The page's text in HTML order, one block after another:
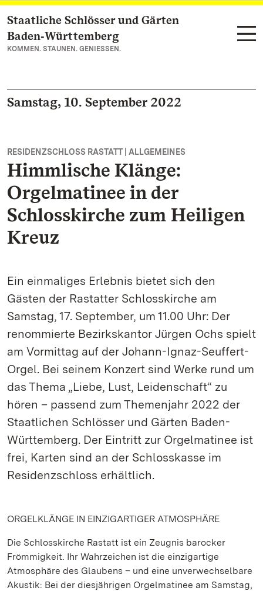
Zum Hauptinhalt springen
Staatliche Schlösser und Gärten
Baden‑Württemberg
KOMMEN. STAUNEN. GENIESSEN.
Samstag, 10. September 2022
RESIDENZSCHLOSS RASTATT | ALLGEMEINES
Himmlische Klänge:
Orgelmatinee in der
Schlosskirche zum Heiligen
Kreuz
Ein einmaliges Erlebnis bietet sich den
Gästen der Rastatter Schlosskirche am
Samstag, 17. September, um 11.00 Uhr: Der
renommierte Bezirkskantor Jürgen Ochs spielt
am Vormittag auf der Johann-Ignaz-Seuffert-
Orgel. Bei seinem Konzert sind Werke rund um
das Thema „Liebe, Lust, Leidenschaft“ zu
hören – passend zum Themenjahr 2022 der
Staatlichen Schlösser und Gärten Baden-
Württemberg. Der Eintritt zur Orgelmatinee ist
frei, Karten sind an der Schlosskasse im
Residenzschloss erhältlich.
ORGELKLÄNGE IN EINZIGARTIGER ATMOSPHÄRE
Die Schlosskirche Rastatt ist ein Zeugnis barocker
Frömmigkeit. Ihr Wahrzeichen ist die einzigartige
Atmosphäre des Glaubens – und eine unverwechselbare
Akustik: Bei der diesjährigen Orgelmatinee am Samstag,